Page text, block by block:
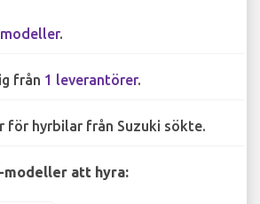
.
från 1 leverantörer.
för hyrbilar från Suzuki sökte.
modeller att hyra: